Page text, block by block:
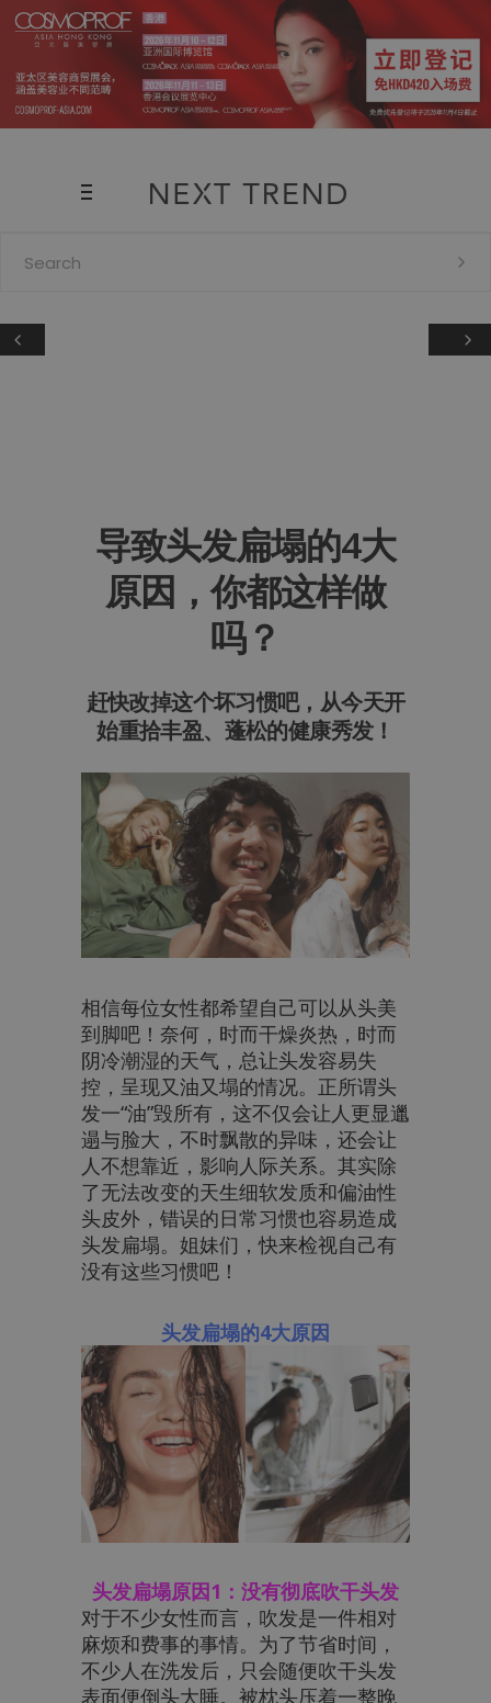
导致头发扁塌的4大
原因，你都这样做
吗？
赶快改掉这个坏习惯吧，从今天开
始重拾丰盈、蓬松的健康秀发！
相信每位女性都希望自己可以从头美
到脚吧！奈何，时而干燥炎热，时而
阴冷潮湿的天气，总让头发容易失
控，呈现又油又塌的情况。正所谓头
发一“油”毁所有，这不仅会让人更显邋
遢与脸大，不时飘散的异味，还会让
人不想靠近，影响人际关系。其实除
了无法改变的天生细软发质和偏油性
头皮外，错误的日常习惯也容易造成
头发扁塌。姐妹们，快来检视自己有
没有这些习惯吧！
头发扁塌的4大原因
头发扁塌原因1：没有彻底吹干头发
对于不少女性而言，吹发是一件相对
麻烦和费事的事情。为了节省时间，
不少人在洗发后，只会随便吹干头发
表面便倒头大睡。被枕头压着一整晚